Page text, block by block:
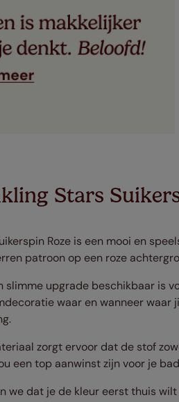
Stars
Roze is een mooi en
patroon op een roze
slimme upgrade beschikbaar is
waar en wanneer
zorgt ervoor dat de stof
een top aanwinst zijn voor je
we dat je de kleur eerst thuis